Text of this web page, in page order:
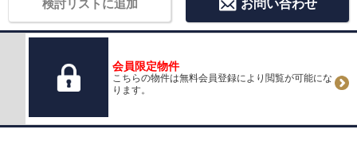
検討リストに追加 お問い合わせ
会員限定物件
こちらの物件は無料会員登録により閲覧が可能にな
ります。